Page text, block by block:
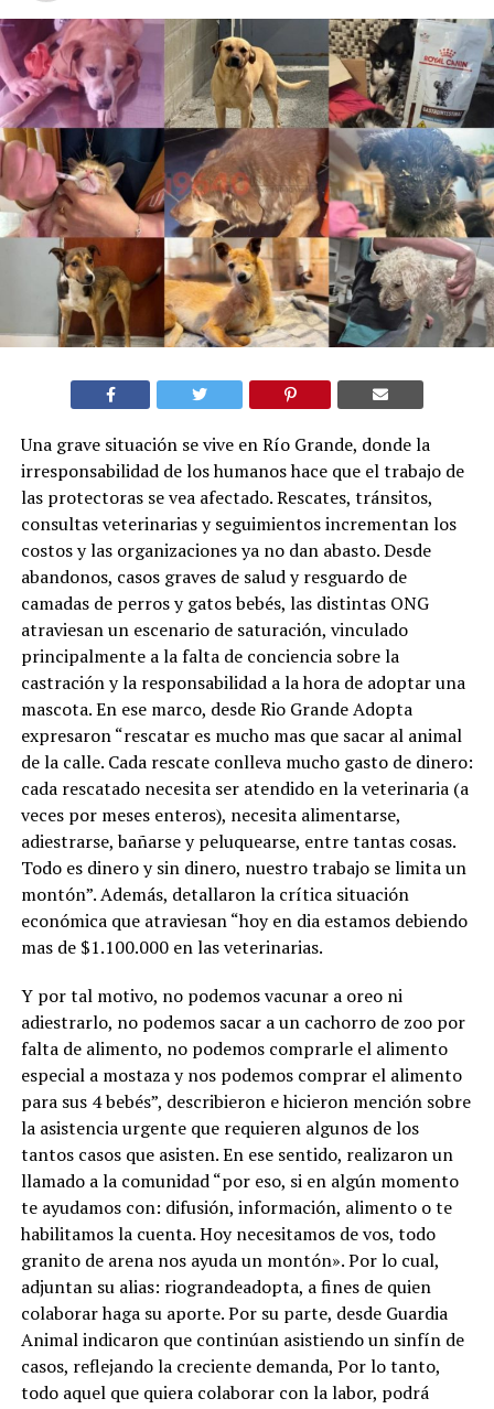
Una grave situación se vive en Río Grande, donde la
irresponsabilidad de los humanos hace que el trabajo de
las protectoras se vea afectado. Rescates, tránsitos,
consultas veterinarias y seguimientos incrementan los
costos y las organizaciones ya no dan abasto. Desde
abandonos, casos graves de salud y resguardo de
camadas de perros y gatos bebés, las distintas ONG
atraviesan un escenario de saturación, vinculado
principalmente a la falta de conciencia sobre la
castración y la responsabilidad a la hora de adoptar una
mascota. En ese marco, desde Rio Grande Adopta
expresaron “rescatar es mucho mas que sacar al animal
de la calle. Cada rescate conlleva mucho gasto de dinero:
cada rescatado necesita ser atendido en la veterinaria (a
veces por meses enteros), necesita alimentarse,
adiestrarse, bañarse y peluquearse, entre tantas cosas.
Todo es dinero y sin dinero, nuestro trabajo se limita un
montón”. Además, detallaron la crítica situación
económica que atraviesan “hoy en dia estamos debiendo
mas de $1.100.000 en las veterinarias.
Y por tal motivo, no podemos vacunar a oreo ni
adiestrarlo, no podemos sacar a un cachorro de zoo por
falta de alimento, no podemos comprarle el alimento
especial a mostaza y nos podemos comprar el alimento
para sus 4 bebés”, describieron e hicieron mención sobre
la asistencia urgente que requieren algunos de los
tantos casos que asisten. En ese sentido, realizaron un
llamado a la comunidad “por eso, si en algún momento
te ayudamos con: difusión, información, alimento o te
habilitamos la cuenta. Hoy necesitamos de vos, todo
granito de arena nos ayuda un montón». Por lo cual,
adjuntan su alias: riograndeadopta, a fines de quien
colaborar haga su aporte. Por su parte, desde Guardia
Animal indicaron que continúan asistiendo un sinfín de
casos, reflejando la creciente demanda, Por lo tanto,
todo aquel que quiera colaborar con la labor, podrá